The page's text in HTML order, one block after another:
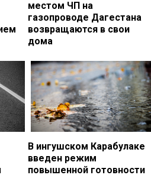
местом ЧП на
газопроводе Дагестана
возвращаются в свои
дома
В ингушском Карабулаке
введен режим
повышенной готовности